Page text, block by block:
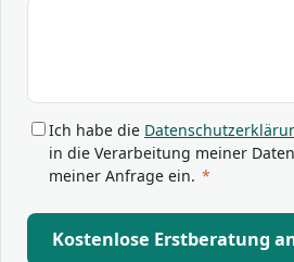
Ich habe die
in die Verarbeitung meiner
meiner Anfrage ein. *
Kostenlose Erstberatung